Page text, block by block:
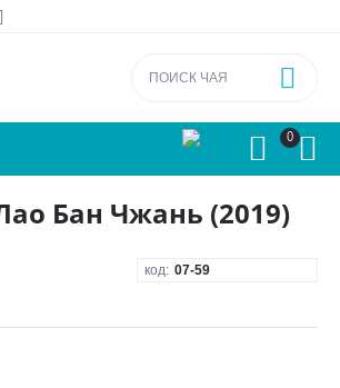
0 


Бан Чжань (2019)
код: 07-59